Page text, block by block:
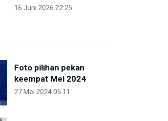
16 Juni 2026 22:25
Foto pilihan pekan
keempat Mei 2024
27 Mei 2024 05:11